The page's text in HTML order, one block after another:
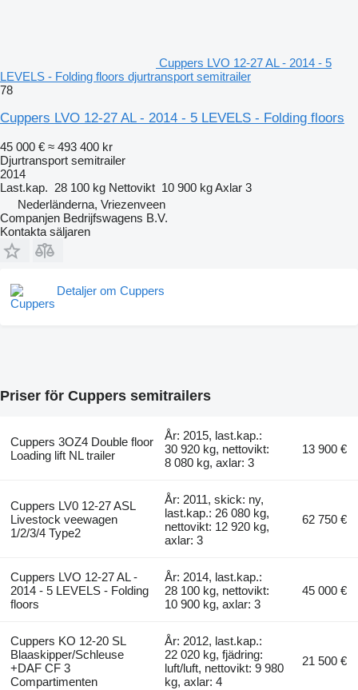
Cuppers LVO 12-27 AL - 2014 - 5
LEVELS - Folding floors djurtransport semitrailer
78
Cuppers LVO 12-27 AL - 2014 - 5 LEVELS - Folding floors
45 000 € ≈ 493 400 kr
Djurtransport semitrailer
2014
Last.kap. 28 100 kg Nettovikt 10 900 kgAxlar 3
Nederländerna, Vriezenveen
Companjen Bedrijfswagens B.V.
Kontakta säljaren
Detaljer om Cuppers
Priser för Cuppers semitrailers
Cuppers 3OZ4 Double floor
Loading lift NL trailer
År: 2015, last.kap.:
30 920 kg, nettovikt:
8 080 kg, axlar: 3
13 900 €
Cuppers LV0 12-27 ASL
Livestock veewagen
1/2/3/4 Type2
År: 2011, skick: ny,
last.kap.: 26 080 kg,
nettovikt: 12 920 kg,
axlar: 3
62 750 €
Cuppers LVO 12-27 AL -
2014 - 5 LEVELS - Folding
floors
År: 2014, last.kap.:
28 100 kg, nettovikt:
10 900 kg, axlar: 3
45 000 €
Cuppers KO 12-20 SL
Blaaskipper/Schleuse
+DAF CF 3
Compartimenten
År: 2012, last.kap.:
22 020 kg, fjädring:
luft/luft, nettovikt: 9 980
kg, axlar: 4
21 500 €